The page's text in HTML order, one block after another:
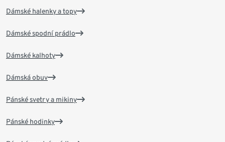
Dámské halenky a topy
Dámské spodní prádlo
Dámské kalhoty
Dámská obuv
Pánské svetry a mikiny
Pánské hodinky